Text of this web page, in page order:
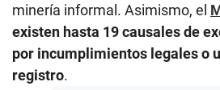
minería informal. Asimismo, el
existen hasta 19 causales de
por incumplimientos legales o
registro.